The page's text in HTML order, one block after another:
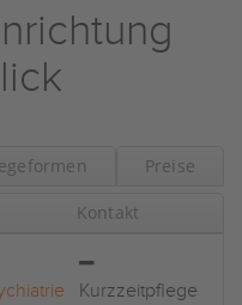
Preise
Kontakt
Kurzzeitpflege